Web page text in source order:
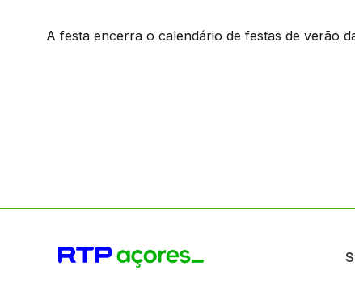
A festa encerra o calendário de festas de verão